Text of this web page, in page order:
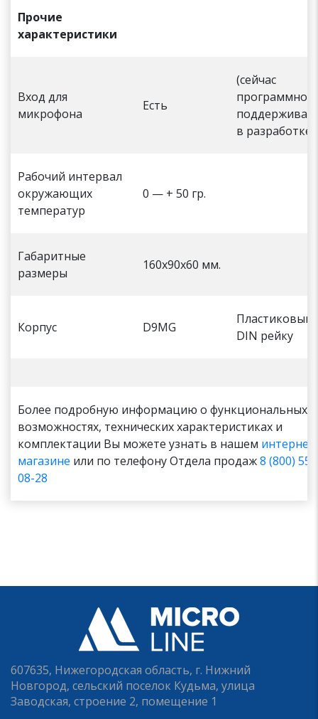
Прочие
характеристики
Вход для
микрофона
Есть
(сейчас
программно
в разработке)
Рабочий интервал
окружающих
температур
0 — + 50 гр.
Габаритные
размеры
160х90х60 мм.
Корпус D9MG
Пластиковый,
DIN рейку
Более подробную информацию о функциональных
возможностях, технических характеристиках и
комплектации Вы можете узнать в нашем
магазине или по телефону Отдела продаж8 (800)
08-28
607635, Нижегородская область, г. Нижний
Новгород, сельский поселок Кудьма, улица
Заводская, строение 2, помещение 1